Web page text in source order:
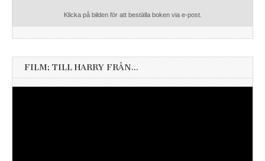
Klicka på bilden för att beställa boken via e-post.
FILM: TILL HARRY FRÅN…